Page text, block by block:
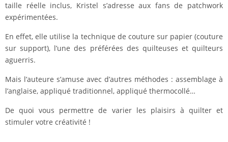
taille réelle inclus, Kristel s’adresse aux fans de patchwork
expérimentées.
En effet, elle utilise la technique de couture sur papier (couture
sur support), l’une des préférées des quilteuses et quilteurs
aguerris.
Mais l’auteure s’amuse avec d’autres méthodes : assemblage à
l’anglaise, appliqué traditionnel, appliqué thermocollé…
De quoi vous permettre de varier les plaisirs à quilter et
stimuler votre créativité !